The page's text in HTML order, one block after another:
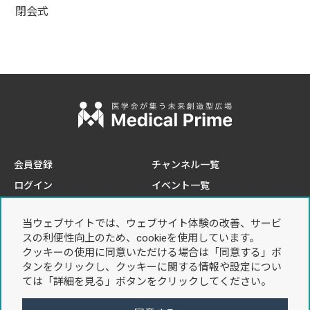
閉会式
当ウェブサイトでは、ウェブサイト体験の改善、サービ
スの利便性向上のため、cookieを使用しています。
クッキーの使用に同意いただける場合は「同意する」ボ
タンをクリックし、クッキーに関する情報や設定につい
ては「詳細を見る」ボタンをクリックしてください。
会員登録
ログイン
チャンネル一覧
イベント一覧
このサイトについて
推奨環境
お問い合わせ
特定商取引法に基づく表記
プライバシーポリシー
個人情報の取り扱いについて
利用規約